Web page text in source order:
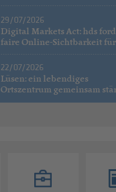
29/07/2026
Digital Markets Act: hds
faire Online-Sichtbarkeit
22/07/2026
Lüsen: ein lebendiges
Ortszentrum gemeinsam